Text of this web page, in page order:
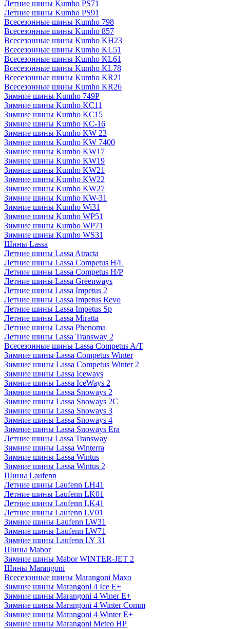
Летние шины Kumho PS71
Летние шины Kumho PS91
Всесезонные шины Kumho 798
Всесезонные шины Kumho 857
Всесезонные шины Kumho KH23
Всесезонные шины Kumho KL51
Всесезонные шины Kumho KL61
Всесезонные шины Kumho KL78
Всесезонные шины Kumho KR21
Всесезонные шины Kumho KR26
Зимние шины Kumho 749P
Зимние шины Kumho KC11
Зимние шины Kumho KC15
Зимние шины Kumho KC-16
Зимние шины Kumho KW 23
Зимние шины Kumho KW 7400
Зимние шины Kumho KW17
Зимние шины Kumho KW19
Зимние шины Kumho KW21
Зимние шины Kumho KW22
Зимние шины Kumho KW27
Зимние шины Kumho KW-31
Зимние шины Kumho Wi31
Зимние шины Kumho WP51
Зимние шины Kumho WP71
Зимние шины Kumho WS31
Шины Lassa
Летние шины Lassa Atracta
Летние шины Lassa Competus H/L
Летние шины Lassa Competus H/P
Летние шины Lassa Greenways
Летние шины Lassa Impetus 2
Летние шины Lassa Impetus Revo
Летние шины Lassa Impetus Sp
Летние шины Lassa Miratta
Летние шины Lassa Phenoma
Летние шины Lassa Transway 2
Всесезонные шины Lassa Competus A/T
Зимние шины Lassa Competus Winter
Зимние шины Lassa Competus Winter 2
Зимние шины Lassa Iceways
Зимние шины Lassa IceWays 2
Зимние шины Lassa Snoways 2
Зимние шины Lassa Snoways 2C
Зимние шины Lassa Snoways 3
Зимние шины Lassa Snoways 4
Зимние шины Lassa Snoways Era
Летние шины Lassa Transway
Зимние шины Lassa Winterra
Зимние шины Lassa Wintus
Зимние шины Lassa Wintus 2
Шины Laufenn
Летние шины Laufenn LH41
Летние шины Laufenn LK01
Летние шины Laufenn LK41
Летние шины Laufenn LV01
Зимние шины Laufenn LW31
Зимние шины Laufenn LW71
Зимние шины Laufenn LY 31
Шины Mabor
Зимние шины Mabor WINTER-JET 2
Шины Marangoni
Всесезонные шины Marangoni Maxo
Зимние шины Marangoni 4 Ice E+
Зимние шины Marangoni 4 Winer E+
Зимние шины Marangoni 4 Winter Comm
Зимние шины Marangoni 4 Winter E+
Зимние шины Marangoni Meteo HP